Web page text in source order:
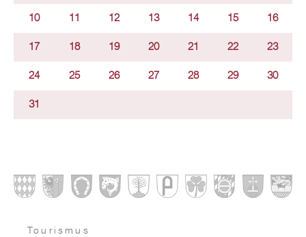
10 11 12 13 14 15 16
17 18 19 20 21 22 23
24 25 26 27 28 29 30
31
Tourismus